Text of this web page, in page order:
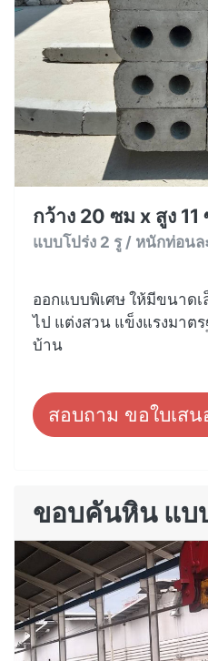
กว้าง 20 ซม x สูง
แบบโปร่ง 2 รู / หนักท่อน
ออกแบบพิเศษ ให้มีขนาดเ
ไป แต่งสวน แข็งแรงมาต
บ้าน
สอบถาม ขอใบเสน
ขอบคันหิน แบ